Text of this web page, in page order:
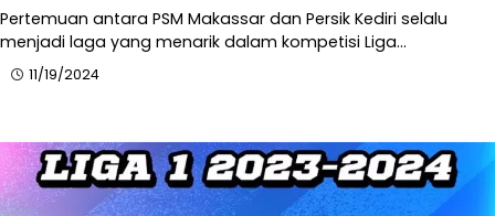
Pertemuan antara PSM Makassar dan Persik Kediri selalu
menjadi laga yang menarik dalam kompetisi Liga…
11/19/2024